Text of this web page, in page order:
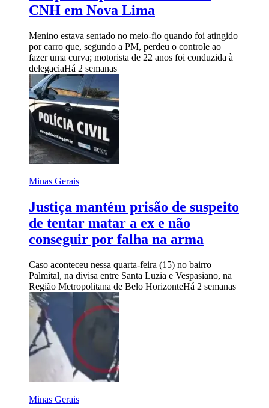
CNH em Nova Lima
Menino estava sentado no meio-fio quando foi atingido
por carro que, segundo a PM, perdeu o controle ao
fazer uma curva; motorista de 22 anos foi conduzida à
delegaciaHá 2 semanas
Minas Gerais
Justiça mantém prisão de suspeito
de tentar matar a ex e não
conseguir por falha na arma
Caso aconteceu nessa quarta-feira (15) no bairro
Palmital, na divisa entre Santa Luzia e Vespasiano, na
Região Metropolitana de Belo HorizonteHá 2 semanas
Minas Gerais